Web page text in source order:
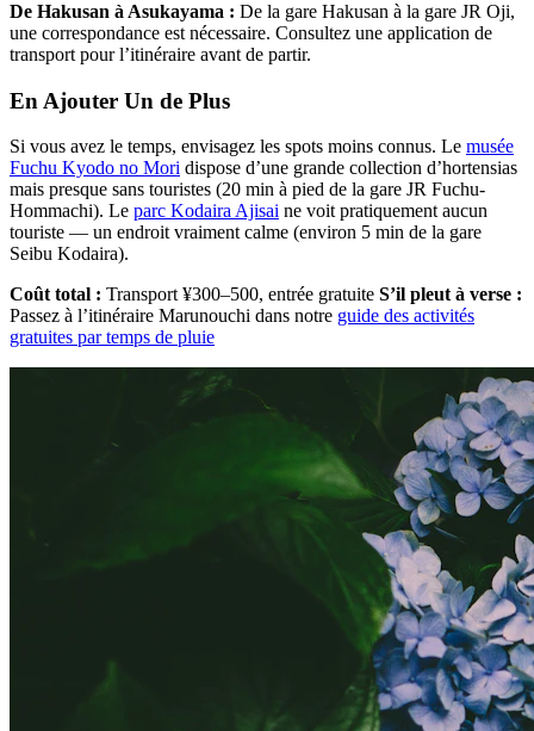
De Hakusan à Asukayama : De la gare Hakusan à la gare JR Oji,
une correspondance est nécessaire. Consultez une application de
transport pour l’itinéraire avant de partir.
En Ajouter Un de Plus
Si vous avez le temps, envisagez les spots moins connus. Le musée
Fuchu Kyodo no Mori dispose d’une grande collection d’hortensias
mais presque sans touristes (20 min à pied de la gare JR Fuchu-
Hommachi). Le parc Kodaira Ajisai ne voit pratiquement aucun
touriste — un endroit vraiment calme (environ 5 min de la gare
Seibu Kodaira).
Coût total : Transport ¥300–500, entrée gratuite S’il pleut à verse :
Passez à l’itinéraire Marunouchi dans notre guide des activités
gratuites par temps de pluie